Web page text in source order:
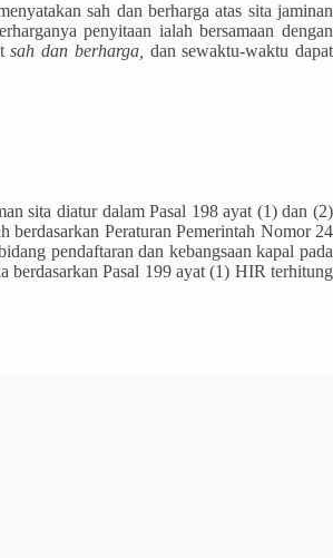
sah dan berharga atas sita jaminan
penyitaan ialah bersamaan dengan
sah dan berharga, dan sewaktu-waktu dapat
sita diatur dalam Pasal 198 ayat (1) dan (2)
berdasarkan Peraturan Pemerintah Nomor 24
pendaftaran dan kebangsaan kapal pada
berdasarkan Pasal 199 ayat (1) HIR terhitung